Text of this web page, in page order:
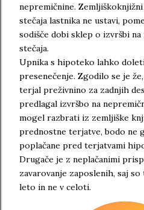
nepremičnine.
stečaja lastnika ne ustavi,
sodišče dobi sklep o izvršbi
stečaja.
Upnika s hipoteko lahko
presenečenje. Zgodilo se je
terjal preživnino za zadnjih
predlagal izvršbo na
mogel razbrati iz zemljiške
prednostne terjatve, bodo ne
poplačane pred terjatvami
Drugače je z neplačanimi
zavarovanje zaposlenih, saj
leto in ne v celoti.
namene